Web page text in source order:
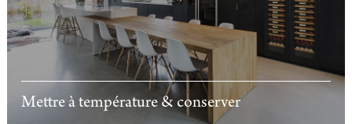
Mettre à température & conserver